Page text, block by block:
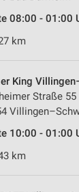
08:00 - 01:00
km
King
Straße 55
10:00 - 01:00
km